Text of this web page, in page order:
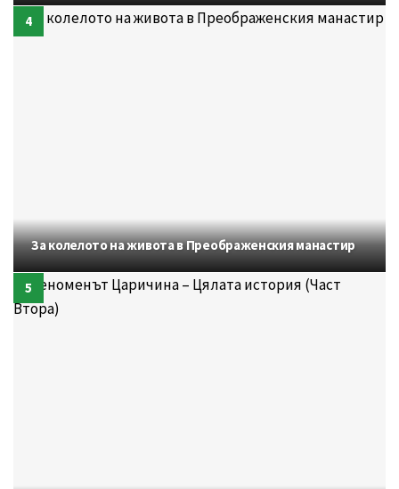
За колелото на живота в Преображенския манастир